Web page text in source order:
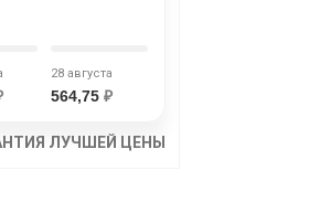
28 августа
564,75₽
ЛУЧШЕЙ ЦЕНЫ